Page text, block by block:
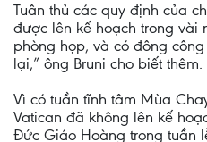
Tuân thủ các quy định của
được lên kế hoạch trong vài
phòng họp, và có đông
lại,” ông Bruni cho biết thêm.
Vì có tuần tĩnh tâm Mùa
Vatican đã không lên kế
Đức Giáo Hoàng trong tuần